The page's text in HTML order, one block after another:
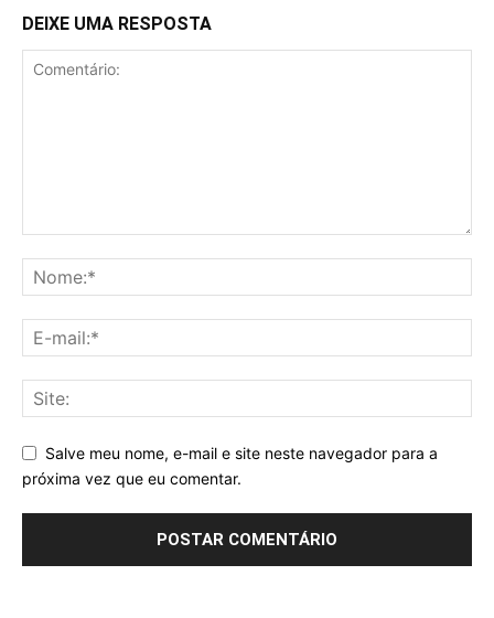
DEIXE UMA RESPOSTA
Salve meu nome, e-mail e site neste navegador para a
próxima vez que eu comentar.